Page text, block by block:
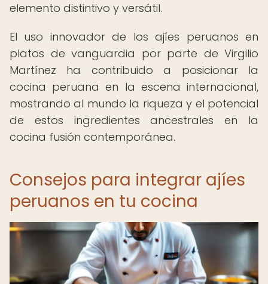
elemento distintivo y versátil.
El uso innovador de los ajíes peruanos en
platos de vanguardia por parte de Virgilio
Martínez ha contribuido a posicionar la
cocina peruana en la escena internacional,
mostrando al mundo la riqueza y el potencial
de estos ingredientes ancestrales en la
cocina fusión contemporánea.
Consejos para integrar ajíes
peruanos en tu cocina